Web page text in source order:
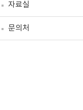
자료실
문의처